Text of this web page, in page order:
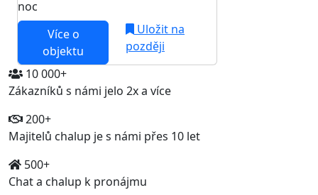
noc
Více o
objektu
Uložit na
později
10 000+
Zákazníků s námi jelo 2x a více
200+
Majitelů chalup je s námi přes 10 let
500+
Chat a chalup k pronájmu